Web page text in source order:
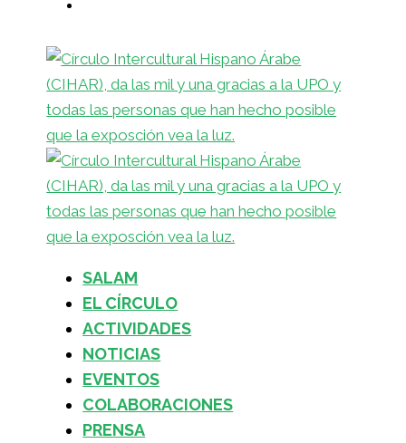
SALAM
EL CÍRCULO
ACTIVIDADES
NOTICIAS
EVENTOS
COLABORACIONES
PRENSA